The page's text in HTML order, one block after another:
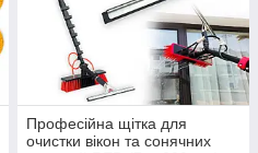
Професійна щітка для
очистки вікон та сонячних